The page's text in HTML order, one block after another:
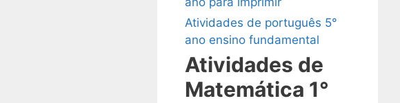
Atividades de português 5°
ano ensino fundamental
Atividades de
Matemática 1°